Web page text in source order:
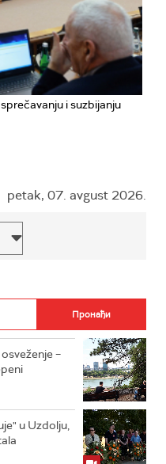
i suzbijanju
petak, 07. avgust 2026.
–
u Uzdolju,